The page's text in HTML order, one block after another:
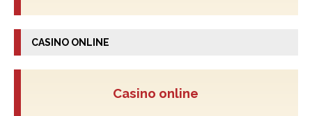
CASINO ONLINE
Casino online